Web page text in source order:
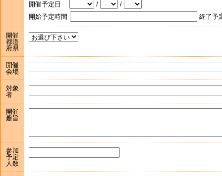
開催予定日
/
/
開始予定時間
終了予
開催
都道
府県
開催
会場
対象
者
開催
趣旨
参加
予定
人数